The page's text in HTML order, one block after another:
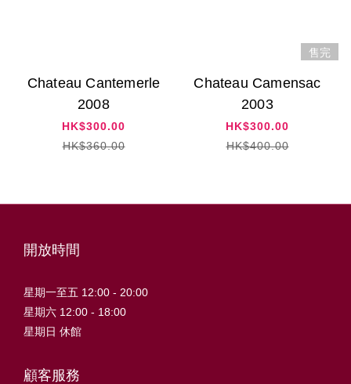
Chateau Cantemerle
2008
HK$300.00
HK$360.00
售完
Chateau Camensac
2003
HK$300.00
HK$400.00
開放時間
星期一至五 12:00 - 20:00
星期六 12:00 - 18:00
星期日 休館
顧客服務